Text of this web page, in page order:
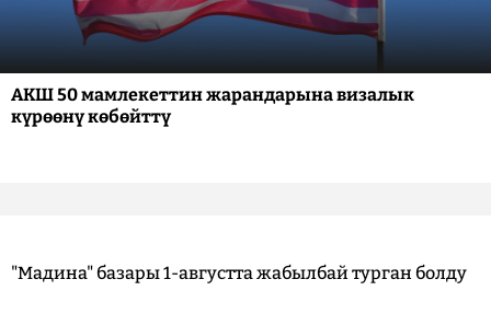
АКШ 50 мамлекеттин жарандарына визалык
күрөөнү көбөйттү
"Мадина" базары 1-августта жабылбай турган болду